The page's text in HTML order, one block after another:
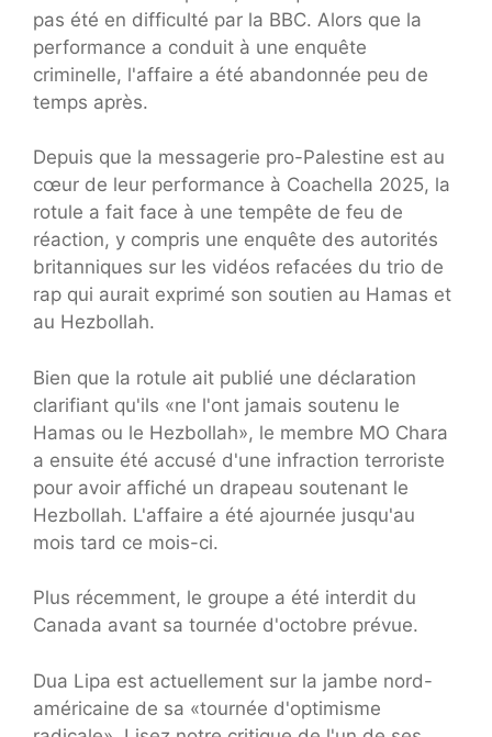
pas été en difficulté par la BBC. Alors que la
performance a conduit à une enquête
criminelle, l'affaire a été abandonnée peu de
temps après.
Depuis que la messagerie pro-Palestine est au
cœur de leur performance à Coachella 2025, la
rotule a fait face à une tempête de feu de
réaction, y compris une enquête des autorités
britanniques sur les vidéos refacées du trio de
rap qui aurait exprimé son soutien au Hamas et
au Hezbollah.
Bien que la rotule ait publié une déclaration
clarifiant qu'ils «ne l'ont jamais soutenu le
Hamas ou le Hezbollah», le membre MO Chara
a ensuite été accusé d'une infraction terroriste
pour avoir affiché un drapeau soutenant le
Hezbollah. L'affaire a été ajournée jusqu'au
mois tard ce mois-ci.
Plus récemment, le groupe a été interdit du
Canada avant sa tournée d'octobre prévue.
Dua Lipa est actuellement sur la jambe nord-
américaine de sa «tournée d'optimisme